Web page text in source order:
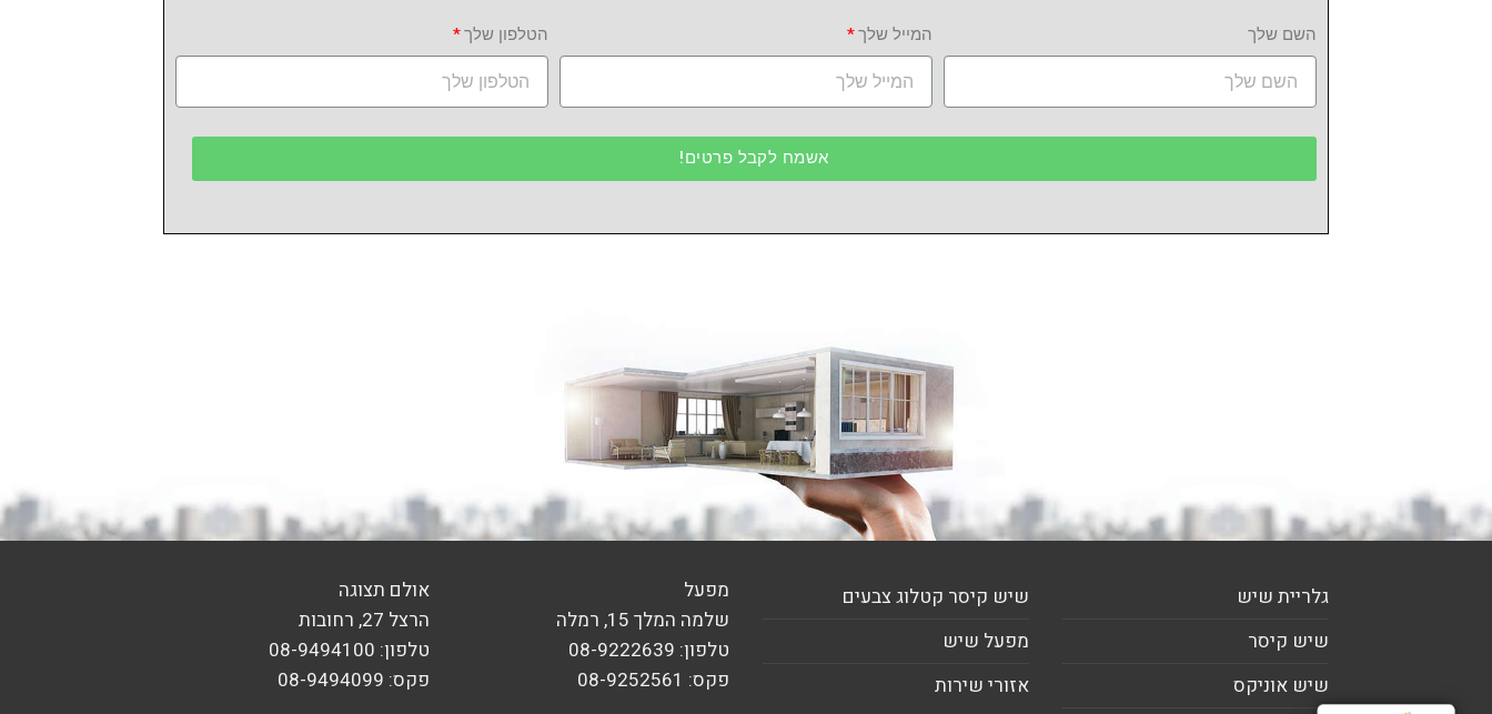
השם שלך המייל שלך הטלפון שלך
אשמח לקבל פרטים!
גלריית שיש
שיש קיסר
שיש אוניקס
שיש קיסר קטלוג צבעים
מפעל שיש
אזורי שירות
מפעל
שלמה המלך 15, רמלה
טלפון: 08-9222639
פקס: 08-9252561
אולם תצוגה
הרצל 27, רחובות
טלפון: 08-9494100
פקס: 08-9494099